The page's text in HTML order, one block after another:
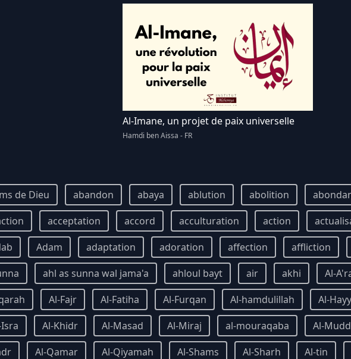
Al-Imane, un projet de paix universelle
Hamdi ben Aissa - FR
de Dieu abandon abaya ablution abolition
acceptation accord acculturation action
Adam adaptation adoration affection affliction
ahl as sunna wal jama'a ahloul bayt air akhi Al-
Al-Fajr Al-Fatiha Al-Furqan Al-hamdulillah Al-Hayy
Al-Khidr Al-Masad Al-Miraj al-mouraqaba Al-
Al-Qamar Al-Qiyamah Al-Shams Al-Sharh Al-tin